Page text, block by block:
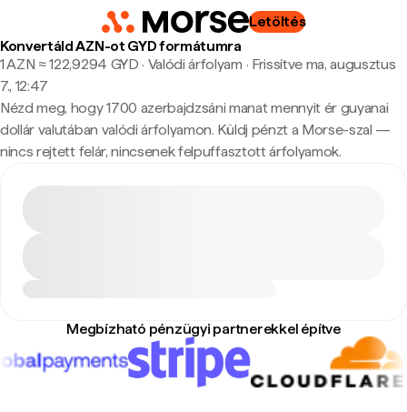
Letöltés
Konvertáld AZN-ot GYD formátumra
1 AZN ≈ 122,9294 GYD · Valódi árfolyam · Frissítve ma, augusztus
7., 12:47
Nézd meg, hogy 1700 azerbajdzsáni manat mennyit ér guyanai
dollár valutában valódi árfolyamon. Küldj pénzt a Morse-szal —
nincs rejtett felár, nincsenek felpuffasztott árfolyamok.
Megbízható pénzügyi partnerekkel építve